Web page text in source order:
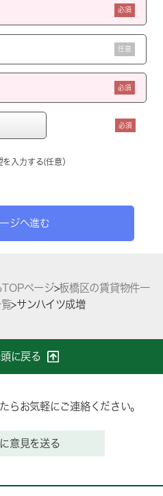
必須
任意
必須
必須
を入力する(任意）
ジへ進む
ページ>板橋区の賃貸物件一
>サンハイツ成増
に戻る
らお気軽にご連絡ください。
意見を送る